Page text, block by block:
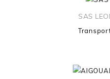
SAS